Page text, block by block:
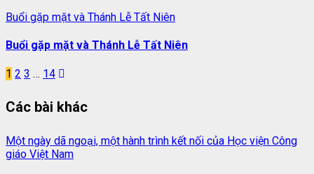
Buổi gặp mặt và Thánh Lễ Tất Niên
Buổi gặp mặt và Thánh Lễ Tất Niên
Phân
bài
viết
1 2 3 … 14
Các bài khác
Một ngày dã ngoại, một hành trình kết nối của Học viện Công
giáo Việt Nam